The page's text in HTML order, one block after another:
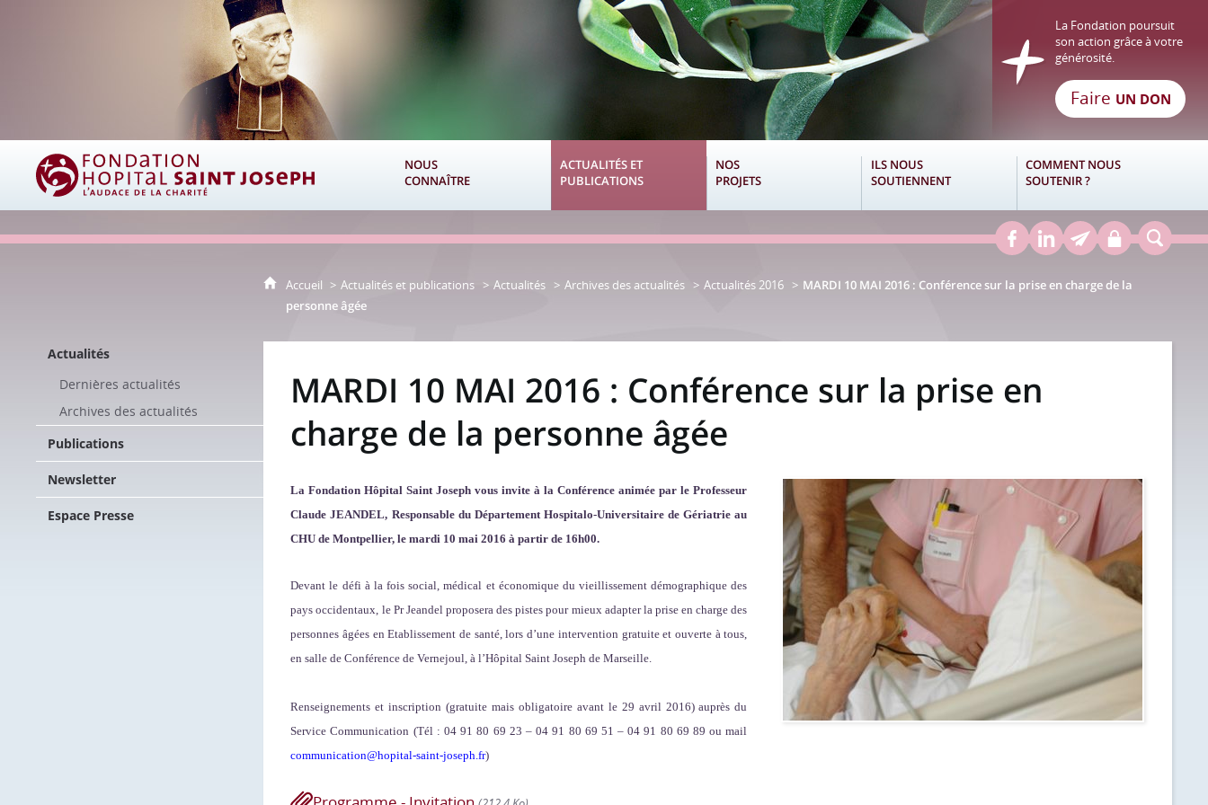
Fondation Hôpital Saint Joseph
La Fondation poursuit
son action grâce à votre
générosité.
Faire UN DON
NOUS
CONNAÎTRE
ACTUALITÉS ET
PUBLICATIONS
NOS
PROJETS
ILS NOUS
SOUTIENNENT
COMMENT NOUS
SOUTENIR ?
Actualités
Dernières actualités
Archives des actualités
Publications
Newsletter
Espace Presse
Accueil Actualités et publications Actualités Archives des actualités Actualités 2016
MARDI 10 MAI 2016 : Conférence sur la prise en charge de la
personne âgée
MARDI 10 MAI 2016 : Conférence sur la prise en
charge de la personne âgée
La Fondation Hôpital Saint Joseph vous invite à la Conférence animée par le Professeur
Claude JEANDEL, Responsable du Département Hospitalo-Universitaire de Gériatrie au
CHU de Montpellier, le mardi 10 mai 2016 à partir de 16h00.
Devant le défi à la fois social, médical et économique du vieillissement démographique des
pays occidentaux, le Pr Jeandel proposera des pistes pour mieux adapter la prise en charge des
personnes âgées en Etablissement de santé, lors d’une intervention gratuite et ouverte à tous,
en salle de Conférence de Vernejoul, à l’Hôpital Saint Joseph de Marseille.
Renseignements et inscription (gratuite mais obligatoire avant le 29 avril 2016) auprès du
Service Communication (Tél : 04 91 80 69 23 – 04 91 80 69 51 – 04 91 80 69 89 ou mail
communication@hopital-saint-joseph.fr)